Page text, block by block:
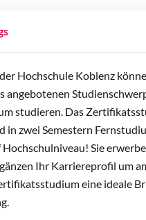
Hochschule Koblenz
angebotenen
studieren. Das
in zwei Semestern
Hochschulniveau! Sie
Ihr Karriereprofil um
eine ideale